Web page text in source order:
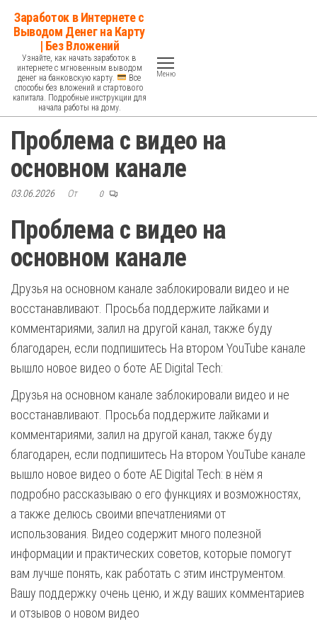
Перейти
содержимому
Заработок в Интернете с
Выводом Денег на Карту
| Без Вложений
Узнайте, как начать заработок в
интернете с мгновенным выводом
денег на банковскую карту.
Все
способы без вложений и стартового
капитала. Подробные инструкции для
начала работы на дому.
Меню
Проблема с видео на
основном канале
03.06.2026 От 0
Проблема с видео на
основном канале
Друзья на основном канале заблокировали видео и не
восстанавливают. Просьба поддержите лайками и
комментариями, залил на другой канал, также буду
благодарен, если подпишитесь На втором YouTube канале
вышло новое видео о боте AE Digital Tech:
Друзья на основном канале заблокировали видео и не
восстанавливают. Просьба поддержите лайками и
комментариями, залил на другой канал, также буду
благодарен, если подпишитесь На втором YouTube канале
вышло новое видео о боте AE Digital Tech: в нём я
подробно рассказываю о его функциях и возможностях,
а также делюсь своими впечатлениями от
использования. Видео содержит много полезной
информации и практических советов, которые помогут
вам лучше понять, как работать с этим инструментом.
Вашу поддержку очень ценю, и жду ваших комментариев
и отзывов о новом видео